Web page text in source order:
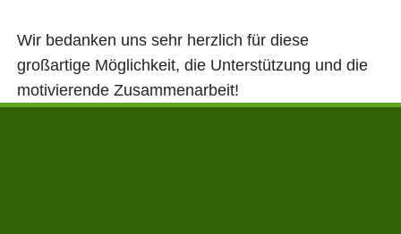
Wir bedanken uns sehr herzlich für diese
großartige Möglichkeit, die Unterstützung und die
motivierende Zusammenarbeit!